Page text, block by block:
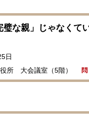
な親」じゃなくて
日
所 大会議室（5階）